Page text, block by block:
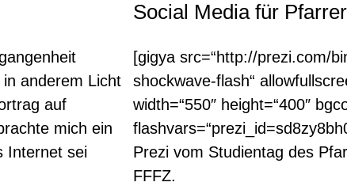
anderem Licht
auf
mich ein
Internet sei
Social Media für
[gigya src=“http://prezi.com/
shockwave-flash“
width=“550″ height=“400″
Prezi vom Studientag des
FFFZ.